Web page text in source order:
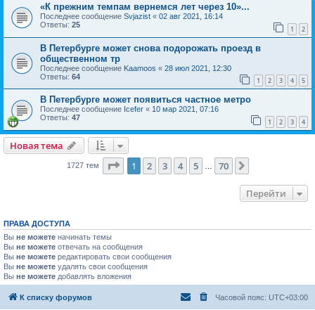
«К прежним темпам вернемся лет через 10»...
Последнее сообщение Svjazist « 02 авг 2021, 16:14
Ответы: 25 1 2
В Петербурге может снова подорожать проезд в
общественном тр
Последнее сообщение Kaamoos « 28 июл 2021, 12:30
Ответы: 64 1 2 3 4 5
В Петербурге может появиться частное метро
Последнее сообщение Icefer « 10 мар 2021, 07:16
Ответы: 47 1 2 3 4
Новая тема
1727 тем Страница из 70
1 2 3 4 5 70
Перейти
ПРАВА ДОСТУПА
Вы не можете начинать темы
Вы не можете отвечать на сообщения
Вы не можете редактировать свои сообщения
Вы не можете удалять свои сообщения
Вы не можете добавлять вложения
К списку форумов Часовой пояс: UTC+03:00